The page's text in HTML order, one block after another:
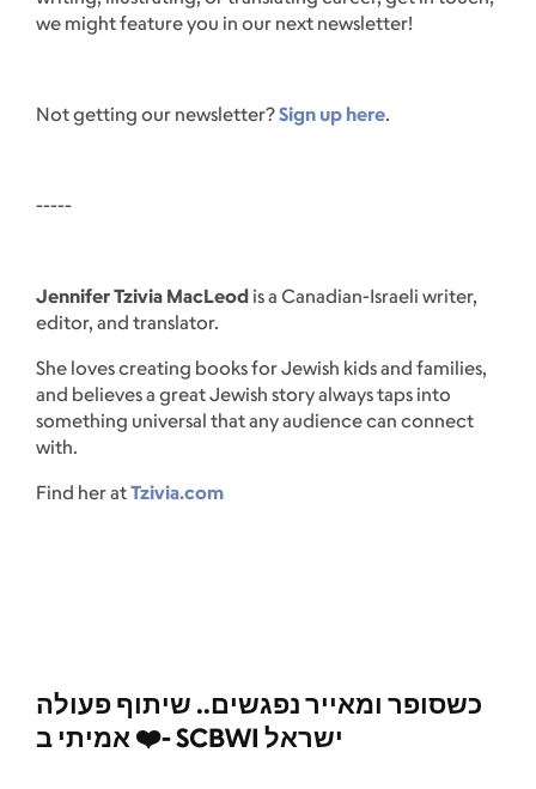
we might feature you in our next newsletter!
Not getting our newsletter?Sign up here.
-----
Jennifer Tzivia MacLeod is a Canadian-Israeli writer,
editor, and translator.
She loves creating books for Jewish kids and families,
and believes a great Jewish story always taps into
something universal that any audience can connect
with.
Find her atTzivia.com
כשסופר ומאייר נפגשים.. שיתוף פעולה
❤️ אמיתי ב- SCBWI ישראל